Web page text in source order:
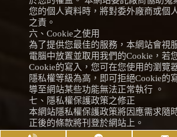
您的個人資料時，將對委外廠商或個
之責。
六、Cookie之使用
為了提供您最佳的服務，本網站會視
電腦中放置並取用我們的Cookie，若
Cookie的寫入，您可在您使用的瀏覽
隱私權等級為高，即可拒絕Cookie的
導至網站某些功能無法正常執行 。
七、隱私權保護政策之修正
本網站隱私權保護政策將因應需求隨
正後的條款將刊登於網站上。